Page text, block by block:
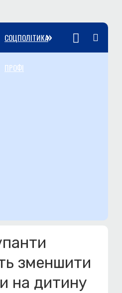
СОЦПОЛІТИКА
ПРОФІ
»
зменшити
на дитину